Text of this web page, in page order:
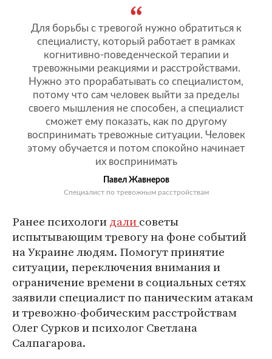
Для борьбы с тревогой нужно обратиться к
специалисту, который работает в рамках
когнитивно-поведенческой терапии и
тревожными реакциями и расстройствами.
Нужно это прорабатывать со специалистом,
потому что сам человек выйти за пределы
своего мышления не способен, а специалист
сможет ему показать, как по другому
воспринимать тревожные ситуации. Человек
этому обучается и потом спокойно начинает
их воспринимать
Павел Жавнеров
Специалист по тревожным расстройствам
Ранее психологидалисоветы
испытывающим тревогу на фоне событий
на Украине людям. Помогут принятие
ситуации, переключения внимания и
ограничение времени в социальных сетях
заявили специалист по паническим атакам
и тревожно-фобическим расстройствам
Олег Сурков и психолог Светлана
Салпагарова.